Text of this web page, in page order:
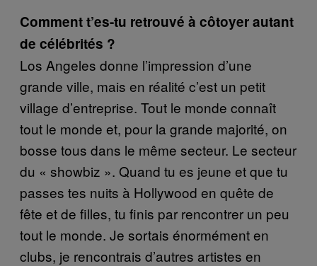
Comment t’es-tu retrouvé à côtoyer autant
de célébrités ?
Los Angeles donne l’impression d’une
grande ville, mais en réalité c’est un petit
village d’entreprise. Tout le monde connaît
tout le monde et, pour la grande majorité, on
bosse tous dans le même secteur. Le secteur
du « showbiz ». Quand tu es jeune et que tu
passes tes nuits à Hollywood en quête de
fête et de filles, tu finis par rencontrer un peu
tout le monde. Je sortais énormément en
clubs, je rencontrais d’autres artistes en